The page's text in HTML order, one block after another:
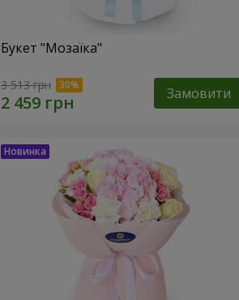
Букет "Мозаїка"
3 513 грн Замовити